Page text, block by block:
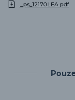
_ps_12170LEA.pdf